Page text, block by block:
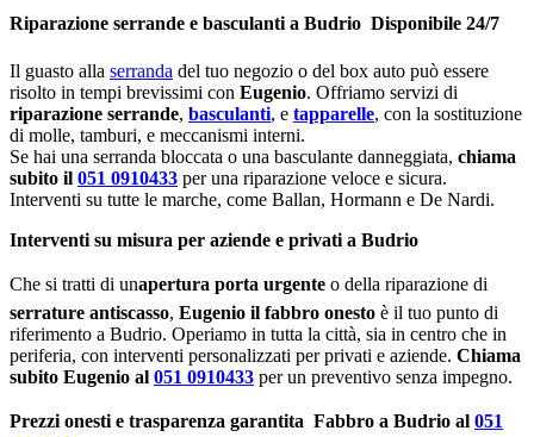
Riparazione serrande e basculanti a Budrio  Disponibile 24/7
Il guasto alla serranda del tuo negozio o del box auto può essere
risolto in tempi brevissimi con Eugenio. Offriamo servizi di
riparazione serrande, basculanti, e tapparelle, con la sostituzione
di molle, tamburi, e meccanismi interni.
Se hai una serranda bloccata o una basculante danneggiata, chiama
subito il 051 0910433 per una riparazione veloce e sicura.
Interventi su tutte le marche, come Ballan, Hormann e De Nardi.
Interventi su misura per aziende e privati a Budrio
Che si tratti di unapertura porta urgente o della riparazione di
serrature antiscasso, Eugenio il fabbro onesto è il tuo punto di
riferimento a Budrio. Operiamo in tutta la città, sia in centro che in
periferia, con interventi personalizzati per privati e aziende. Chiama
subito Eugenio al 051 0910433 per un preventivo senza impegno.
Prezzi onesti e trasparenza garantita  Fabbro a Budrio al 051